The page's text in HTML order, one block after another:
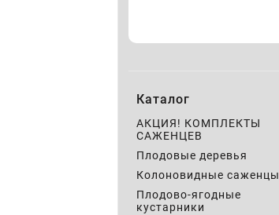
Каталог
АКЦИЯ! КОМПЛЕКТЫ
САЖЕНЦЕВ
Плодовые деревья
Колоновидные саженцы
Плодово-ягодные
кустарники